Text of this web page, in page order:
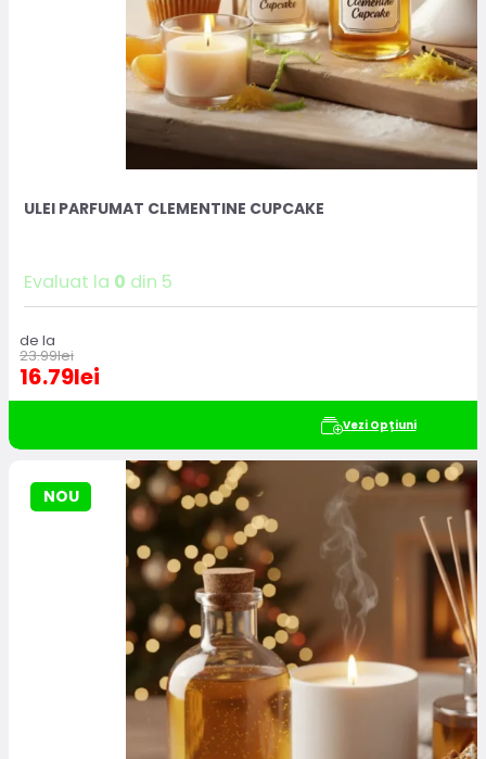
ULEI PARFUMAT CLEMENTINE CUPCAKE
Evaluat la 0 din 5
de la
23.99lei
16.79lei
Vezi Opțiuni
NOU